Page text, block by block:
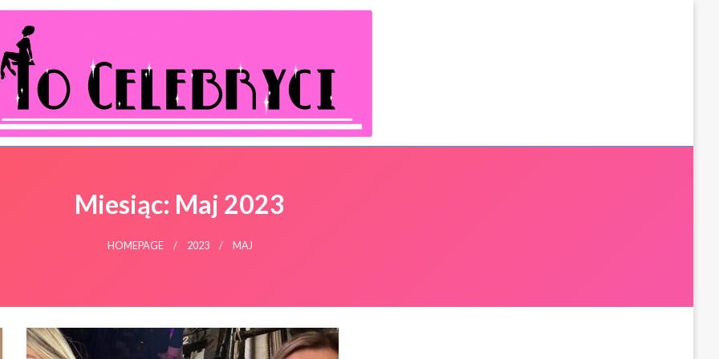
Miesiąc: Maj 2023
HOMEPAGE 2023 MAJ